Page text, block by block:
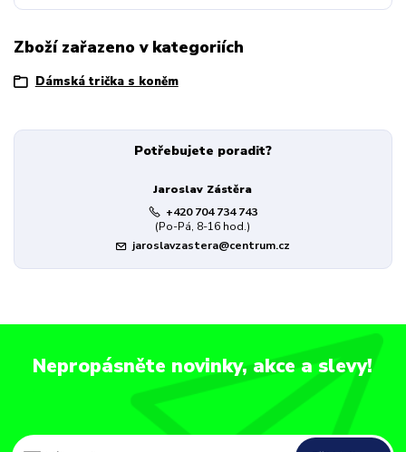
Zboží zařazeno v kategoriích
Dámská trička s koněm
Potřebujete poradit?
Jaroslav Zástěra
+420 704 734 743
(Po-Pá, 8-16 hod.)
jaroslavzastera@centrum.cz
Nepropásněte novinky, akce a slevy!